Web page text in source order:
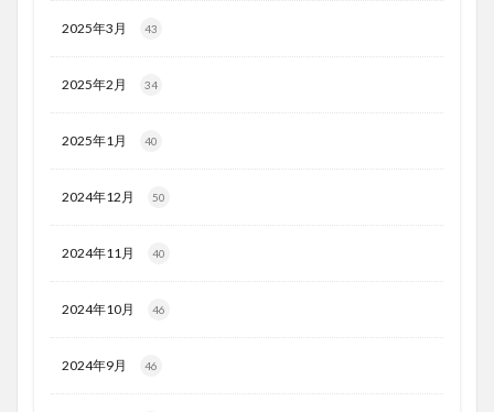
2025年3月 43
2025年2月 34
2025年1月 40
2024年12月 50
2024年11月 40
2024年10月 46
2024年9月 46